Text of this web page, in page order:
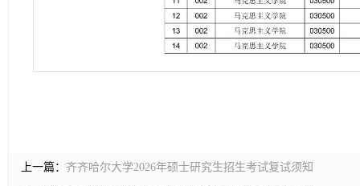
上一篇： 齐齐哈尔大学2026年硕士研究生招生考试复试须知